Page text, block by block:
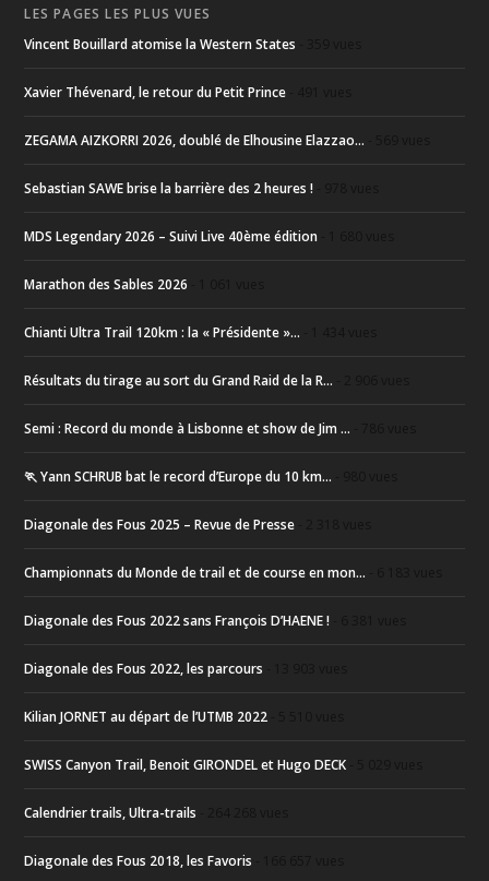
LES PAGES LES PLUS VUES
Vincent Bouillard atomise la Western States
Xavier Thévenard, le retour du Petit Prince
ZEGAMA AIZKORRI 2026, doublé de Elhousine Elazzao...
Sebastian SAWE brise la barrière des 2 heures !
MDS Legendary 2026 – Suivi Live 40ème édition
Marathon des Sables 2026
Chianti Ultra Trail 120km : la « Présidente »...
Résultats du tirage au sort du Grand Raid de la R...
Semi : Record du monde à Lisbonne et show de Jim ...
🏃 Yann SCHRUB bat le record d’Europe du 10 km...
Diagonale des Fous 2025 – Revue de Presse
Championnats du Monde de trail et de course en mon...
Diagonale des Fous 2022 sans François D’HAENE !
Diagonale des Fous 2022, les parcours
Kilian JORNET au départ de l’UTMB 2022
SWISS Canyon Trail, Benoit GIRONDEL et Hugo DECK
Calendrier trails, Ultra-trails
Diagonale des Fous 2018, les Favoris